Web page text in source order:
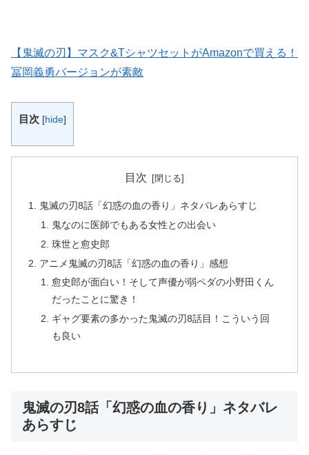
【鬼滅の刃】マスク&TシャツセットがAmazonで買える！
冨岡義勇バージョンが素敵
目次 [hide]
目次
鬼滅の刃8話「幻惑の血の香り」ネタバレあらすじ
鬼なのに医師でもある女性との出会い
珠世と愈史郎
アニメ鬼滅の刃8話「幻惑の血の香り」感想
愈史郎が面白い！そして声優が弱ペダの小野田くん
だったことに驚き！
ギャグ要素の多かった鬼滅の刃8話目！こういう回
も良い
鬼滅の刃8話「幻惑の血の香り」ネタバレ
あらすじ